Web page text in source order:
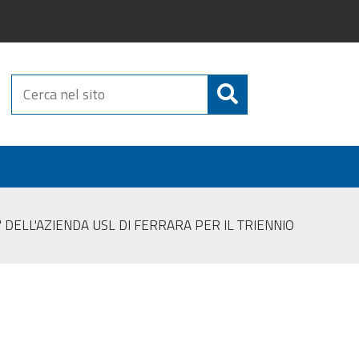
Cerca
nel
USL DI FERRARA PER IL TRIENNIO